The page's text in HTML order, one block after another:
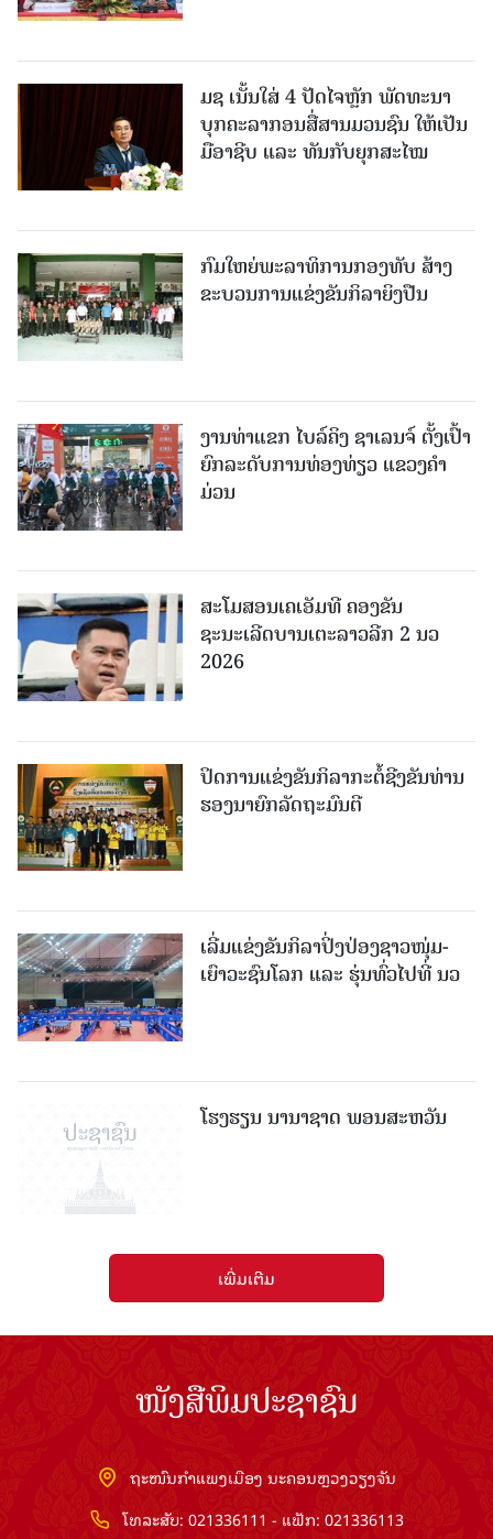
ມຊ ເນັ້ນໃສ່ 4 ປັດໄຈຫຼັກ ພັດທະນາ
ບຸກຄະລາກອນສື່ສານມວນຊົນ ໃຫ້ເປັນ
ມືອາຊີບ ແລະ ທັນກັບຍຸກສະໄໝ
ກົມໃຫຍ່ພະລາທິການກອງທັບ ສ້າງ
ຂະບວນການແຂ່ງຂັນກິລາຍິງປືນ
ງານທ່າແຂກ ໄບລ໌ຄິງ ຊາເລນຈ໌ ຕັ້ງເປົ້າ
ຍົກລະດັບການທ່ອງທ່ຽວ ແຂວງຄໍາ
ມ່ວນ
ສະໂມສອນເຄເອັມທີ ຄອງຂັນ
ຊະນະເລີດບານເຕະລາວລີກ 2 ນວ
2026
ປິດການແຂ່ງຂັນກິລາກະຕໍ້ຊີງຂັນທ່ານ
ຮອງນາຍົກລັດຖະມົນຕີ
ເລີ່ມແຂ່ງຂັນກິລາປິ່ງປ່ອງຊາວໜຸ່ມ-
ເຍົາວະຊົນໂລກ ແລະ ຮຸ່ນທົ່ວໄປທີ່ ນວ
ໂຮງຮຽນ ນານາຊາດ ພອນສະຫວັນ
ເພີ່ມເຕີມ
ໜັງສືພິມປະຊາຊົນ
ຖະໜົນກຳແພງເມືອງ ນະຄອນຫຼວງວຽງຈັນ
ໂທລະສັບ: 021336111 - ແຟັກ: 021336113